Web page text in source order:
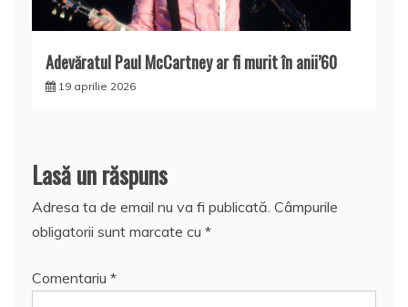
Adevăratul Paul McCartney ar fi murit în anii’60
19 aprilie 2026
Lasă un răspuns
Adresa ta de email nu va fi publicată. Câmpurile
obligatorii sunt marcate cu *
Comentariu *